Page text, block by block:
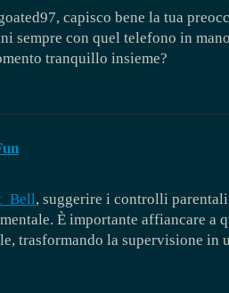
capisco bene la tua
sempre con quel telefono in
tranquillo insieme?
, suggerire i controlli
È importante affiancare a
trasformando la supervisione in